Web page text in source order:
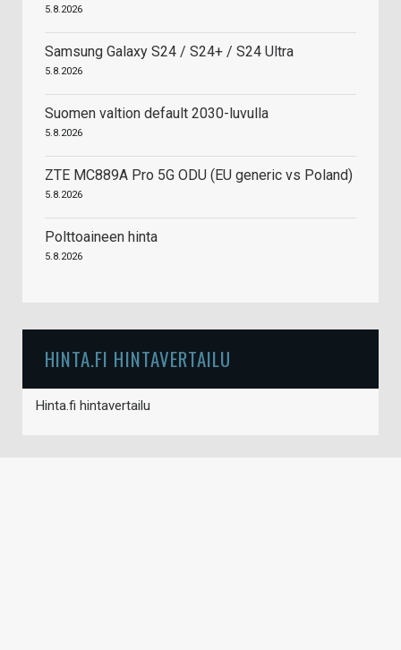
5.8.2026
Samsung Galaxy S24 / S24+ / S24 Ultra
5.8.2026
Suomen valtion default 2030-luvulla
5.8.2026
ZTE MC889A Pro 5G ODU (EU generic vs Poland)
5.8.2026
Polttoaineen hinta
5.8.2026
HINTA.FI HINTAVERTAILU
Hinta.fi hintavertailu